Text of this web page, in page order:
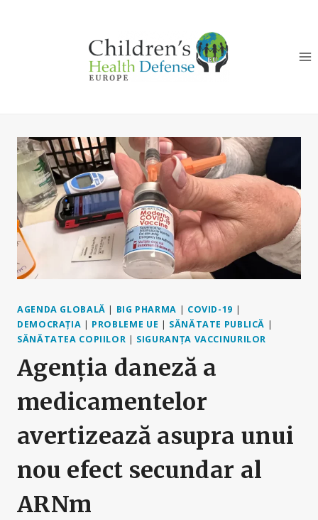
AGENDA GLOBALĂ | BIG PHARMA | COVID-19 |
DEMOCRAȚIA | PROBLEME UE | SĂNĂTATE PUBLICĂ |
SĂNĂTATEA COPIILOR | SIGURANȚA VACCINURILOR
Agenția daneză a
medicamentelor
avertizează asupra unui
nou efect secundar al
ARNm